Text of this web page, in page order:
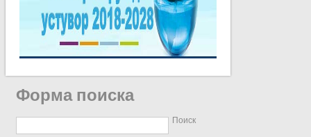
Форма поиска
Поиск